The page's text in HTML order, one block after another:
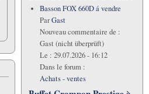
Basson FOX 660D á vendre
ParGast
Nouveau commentaire de :
Gast (nicht überprüft)
Le : 29.07.2026 - 16:12
Dans le forum :
Achats - ventes